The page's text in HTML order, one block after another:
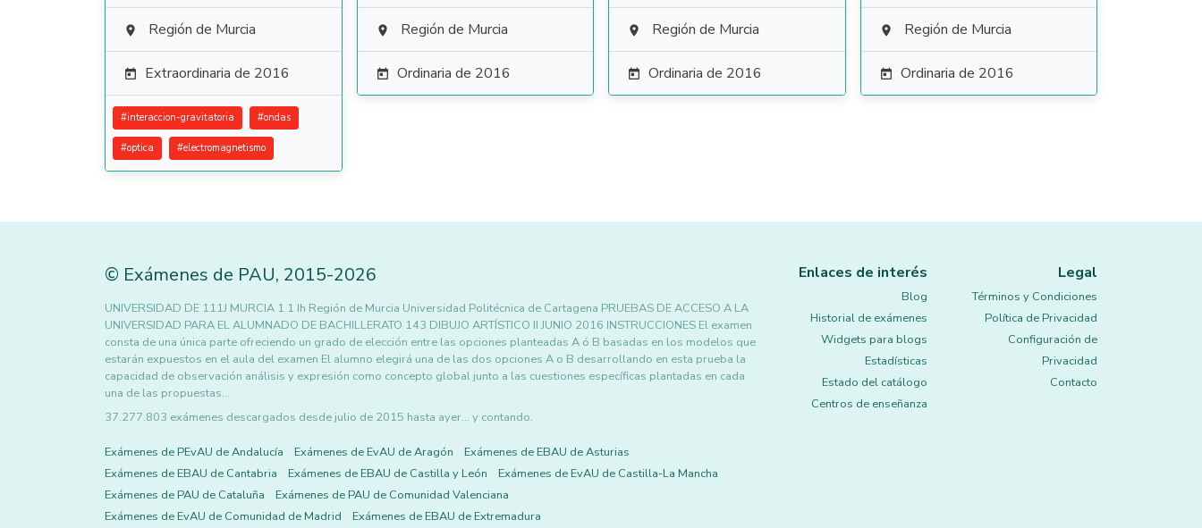
 Región de Murcia
 Extraordinaria de 2016
#interaccion-gravitatoria #ondas
#optica #electromagnetismo
 Región de Murcia
 Ordinaria de 2016
 Región de Murcia
 Ordinaria de 2016
 Región de Murcia
 Ordinaria de 2016
© Exámenes de PAU, 2015-2026
UNIVERSIDAD DE 111J MURCIA 1 1 Ih Región de Murcia Universidad Politécnica de Cartagena PRUEBAS DE ACCESO A LA
UNIVERSIDAD PARA EL ALUMNADO DE BACHILLERATO 143 DIBUJO ARTÍSTICO II JUNIO 2016 INSTRUCCIONES El examen
consta de una única parte ofreciendo un grado de elección entre las opciones planteadas A ó B basadas en los modelos que
estarán expuestos en el aula del examen El alumno elegirá una de las dos opciones A o B desarrollando en esta prueba la
capacidad de observación análisis y expresión como concepto global junto a las cuestiones específicas plantadas en cada
una de las propuestas…
37.277.803 exámenes descargados desde julio de 2015 hasta ayer... y contando.
Exámenes de PEvAU de Andalucía Exámenes de EvAU de Aragón
Exámenes de EBAU de Asturias
Exámenes de EBAU de Cantabria
Exámenes de EBAU de Castilla y León
Exámenes de EvAU de Castilla-La Mancha
Exámenes de PAU de Cataluña
Exámenes de PAU de Comunidad Valenciana
Exámenes de EvAU de Comunidad de Madrid
Exámenes de EBAU de Extremadura
Enlaces de interés
Blog
Historial de exámenes
Widgets para blogs
Estadísticas
Estado del catálogo
Centros de enseñanza
Legal
Términos y Condiciones
Política de Privacidad
Configuración de
Privacidad
Contacto